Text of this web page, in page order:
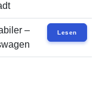
–
Lesen